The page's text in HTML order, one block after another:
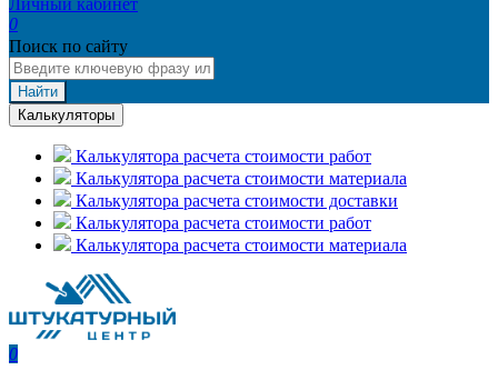
Личный кабинет
0
Поиск по сайту
Найти
Калькуляторы
Калькулятора расчета стоимости работ
Калькулятора расчета стоимости материала
Калькулятора расчета стоимости доставки
Калькулятора расчета стоимости работ
Калькулятора расчета стоимости материала
0